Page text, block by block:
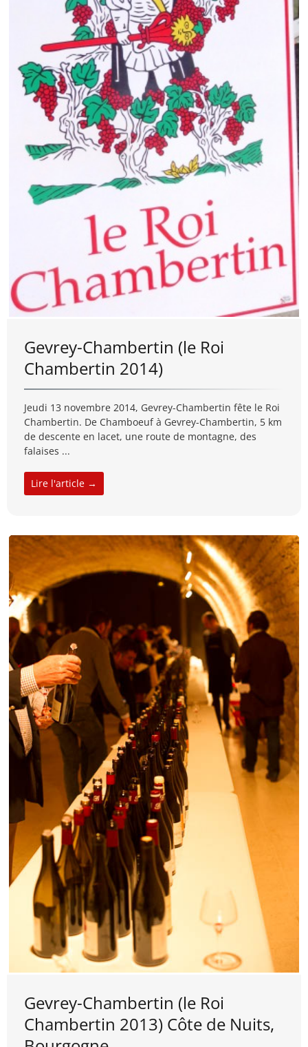
Gevrey-Chambertin (le Roi
Chambertin 2014)
Jeudi 13 novembre 2014, Gevrey-Chambertin fête le Roi
Chambertin. De Chamboeuf à Gevrey-Chambertin, 5 km
de descente en lacet, une route de montagne, des
falaises ...
Lire l'article →
Gevrey-Chambertin (le Roi
Chambertin 2013) Côte de Nuits,